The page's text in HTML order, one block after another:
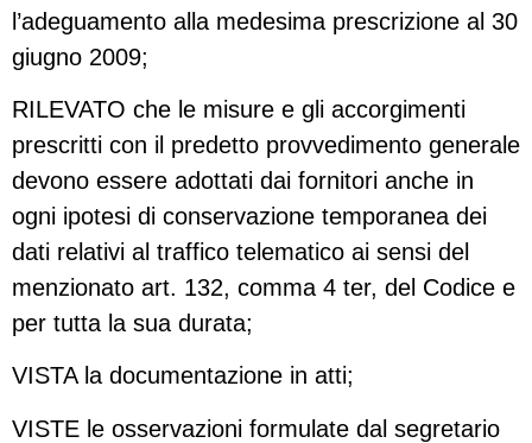
l’adeguamento alla medesima prescrizione al 30
giugno 2009;
RILEVATO che le misure e gli accorgimenti
prescritti con il predetto provvedimento generale
devono essere adottati dai fornitori anche in
ogni ipotesi di conservazione temporanea dei
dati relativi al traffico telematico ai sensi del
menzionato art. 132, comma 4 ter, del Codice e
per tutta la sua durata;
VISTA la documentazione in atti;
VISTE le osservazioni formulate dal segretario